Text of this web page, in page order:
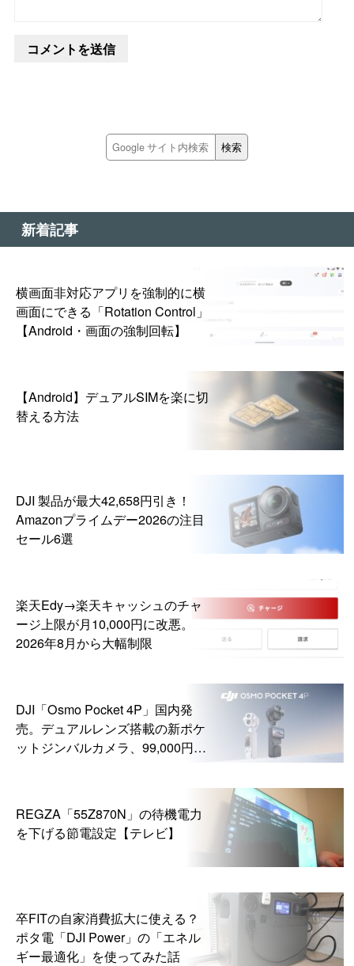
新着記事
横画面非対応アプリを強制的に横
画面にできる「Rotation Control」
【Android・画面の強制回転】
【Android】デュアルSIMを楽に切
替える方法
DJI 製品が最大42,658円引き！
Amazonプライムデー2026の注目
セール6選
楽天Edy→楽天キャッシュのチャ
ージ上限が月10,000円に改悪。
2026年8月から大幅制限
DJI「Osmo Pocket 4P」国内発
売。デュアルレンズ搭載の新ポケ
ットジンバルカメラ、99,000円か
REGZA「55Z870N」の待機電力
を下げる節電設定【テレビ】
卒FITの自家消費拡大に使える？
ポタ電「DJI Power」の「エネル
ギー最適化」を使ってみた話